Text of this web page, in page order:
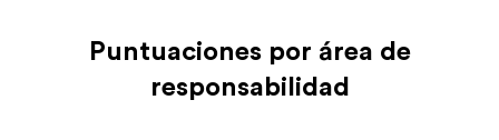
Puntuaciones por área de
responsabilidad